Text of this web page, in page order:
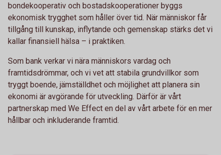
bondekooperativ och bostadskooperationer byggs
ekonomisk trygghet som håller över tid. När människor får
tillgång till kunskap, inflytande och gemenskap stärks det vi
kallar finansiell hälsa – i praktiken.
Som bank verkar vi nära människors vardag och
framtidsdrömmar, och vi vet att stabila grundvillkor som
tryggt boende, jämställdhet och möjlighet att planera sin
ekonomi är avgörande för utveckling. Därför är vårt
partnerskap med We Effect en del av vårt arbete för en mer
hållbar och inkluderande framtid.